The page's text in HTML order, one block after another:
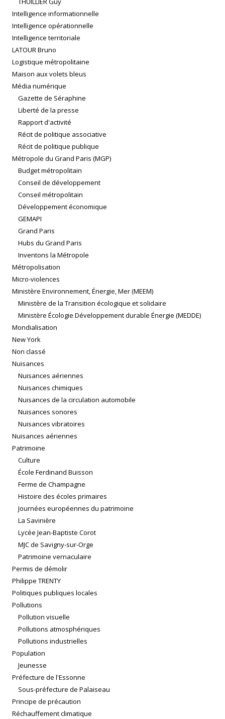
Intelligence informationnelle
Intelligence opérationnelle
Intelligence territoriale
LATOUR Bruno
Logistique métropolitaine
Maison aux volets bleus
Média numérique
Gazette de Séraphine
Liberté de la presse
Rapport d'activité
Récit de politique associative
Récit de politique publique
Métropole du Grand Paris (MGP)
Budget métropolitain
Conseil de développement
Conseil métropolitain
Développement économique
GEMAPI
Grand Paris
Hubs du Grand Paris
Inventons la Métropole
Métropolisation
Micro-violences
Ministère Environnement, Énergie, Mer (MEEM)
Ministère de la Transition écologique et solidaire
Ministère Écologie Développement durable Énergie (MEDDE)
Mondialisation
New York
Non classé
Nuisances
Nuisances aériennes
Nuisances chimiques
Nuisances de la circulation automobile
Nuisances sonores
Nuisances vibratoires
Nuisances aériennes
Patrimoine
Culture
École Ferdinand Buisson
Ferme de Champagne
Histoire des écoles primaires
Journées européennes du patrimoine
La Savinière
Lycée Jean-Baptiste Corot
MJC de Savigny-sur-Orge
Patrimoine vernaculaire
Permis de démolir
Philippe TRENTY
Politiques publiques locales
Pollutions
Pollution visuelle
Pollutions atmosphériques
Pollutions industrielles
Population
Jeunesse
Préfecture de l'Essonne
Sous-préfecture de Palaiseau
Principe de précaution
Réchauffement climatique